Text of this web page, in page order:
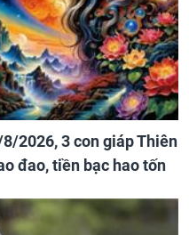
2026, 3 con giáp Thiên
đao, tiền bạc hao tốn